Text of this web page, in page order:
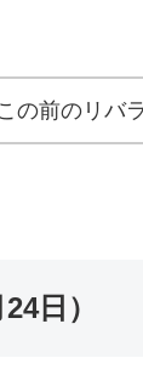
の前のリバ
日）